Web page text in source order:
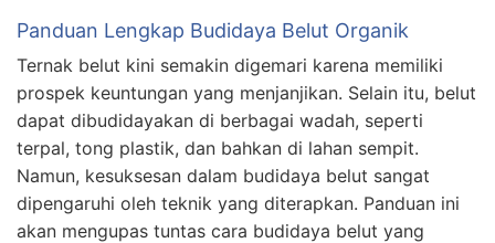
Panduan Lengkap Budidaya Belut Organik
Ternak belut kini semakin digemari karena memiliki
prospek keuntungan yang menjanjikan. Selain itu, belut
dapat dibudidayakan di berbagai wadah, seperti
terpal, tong plastik, dan bahkan di lahan sempit.
Namun, kesuksesan dalam budidaya belut sangat
dipengaruhi oleh teknik yang diterapkan. Panduan ini
akan mengupas tuntas cara budidaya belut yang